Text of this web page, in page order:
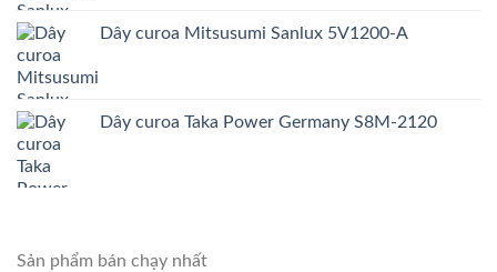
Dây curoa Mitsusumi Sanlux 5V1200-A
Dây curoa Taka Power Germany S8M-2120
Sản phẩm bán chạy nhất